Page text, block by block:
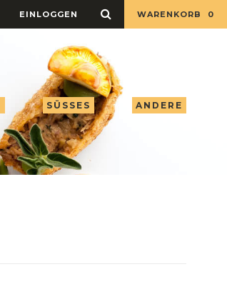
WARENKORB 0
EINLOGGEN
SÜSSES ANDERE